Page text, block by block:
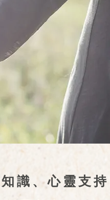
知識、心靈支持